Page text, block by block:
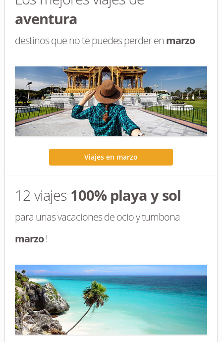
aventura
destinos que no te puedes perder enmarzo
Viajes en marzo
12 viajes 100% playa y sol
para unas vacaciones de ocio y tumbona
marzo!